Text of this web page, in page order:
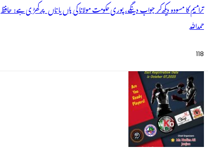
ترامیم کا مسودہ دیکھ کر جواب دینگے، پوری حکومت مولانا کی ہاں یا ناں پر کھڑی ہے: حافظ
حمداللہ
118